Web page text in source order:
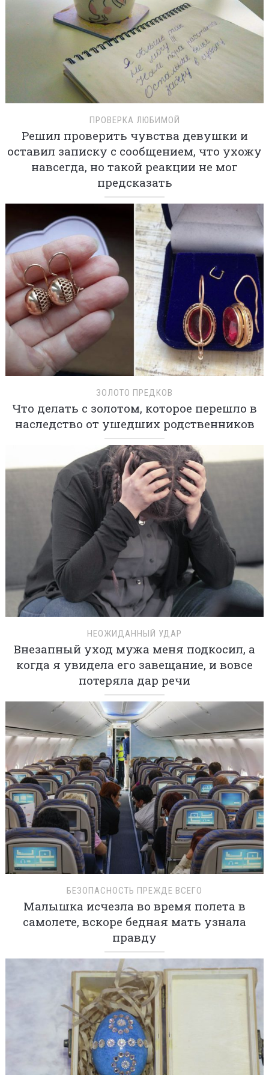
ПРОВЕРКА ЛЮБИМОЙ
Решил проверить чувства девушки и
оставил записку с сообщением, что ухожу
навсегда, но такой реакции не мог
предсказать
ЗОЛОТО ПРЕДКОВ
Что делать с золотом, которое перешло в
наследство от ушедших родственников
НЕОЖИДАННЫЙ УДАР
Внезапный уход мужа меня подкосил, а
когда я увидела его завещание, и вовсе
потеряла дар речи
БЕЗОПАСНОСТЬ ПРЕЖДЕ ВСЕГО
Малышка исчезла во время полета в
самолете, вскоре бедная мать узнала
правду